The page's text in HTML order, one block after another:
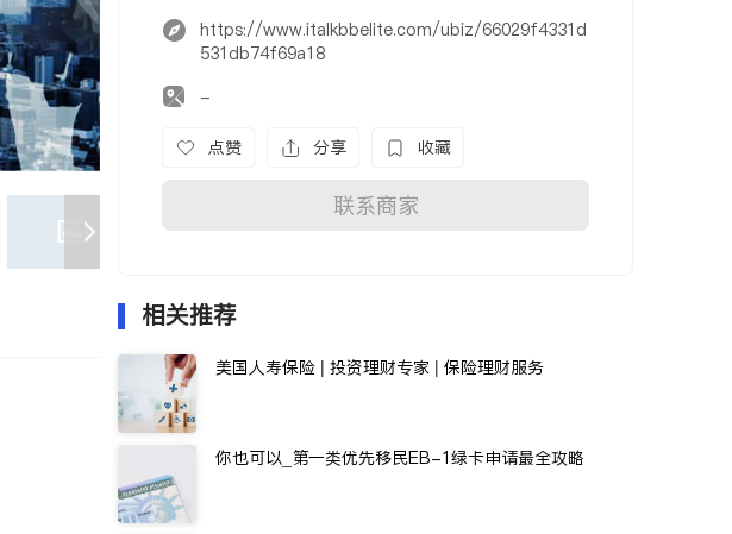
https://www.italkbbelite.com/ubiz/66029f4331d
531db74f69a18
-
点赞 分享 收藏
联系商家
相关推荐
美国人寿保险 | 投资理财专家 | 保险理财服务
你也可以_第一类优先移民EB-1绿卡申请最全攻略